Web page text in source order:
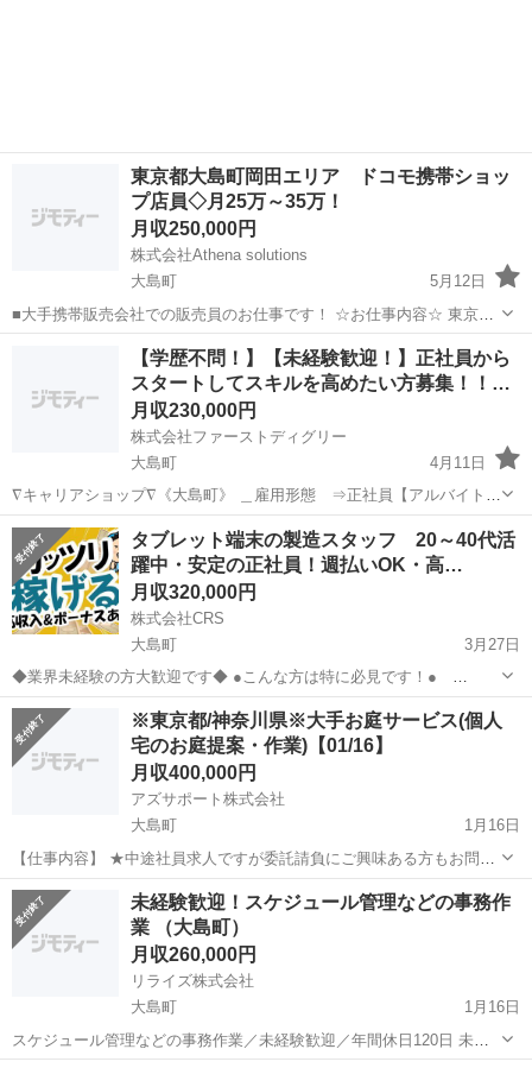
東京都大島町岡田エリア ドコモ携帯ショッ
プ店員◇月25万～35万！
月収250,000円
株式会社Athena solutions
大島町
5月12日
■大手携帯販売会社での販売員のお仕事です！ ☆お仕事内容☆ 東京都
大島町岡田を中心にドコモ携帯ショップでお客様への販売や携帯の操
作説明など行っていただきます。 こんな方を大大大募集しています！
【新しいことに...
人材コーディネーター
【学歴不問！】【未経験歓迎！】正社員から
スタートしてスキルを高めたい方募集！！…
月収230,000円
株式会社ファーストディグリー
大島町
4月11日
∇キャリアショップ∇《大島町》 ＿雇用形態 ⇒正社員【アルバイトも
可】 ＿勤務地 ⇒東京都23区内及び近郊エリア （千
葉・埼玉・神奈川） 【ご希望の勤務地をお伺いいたし
ます】 ...
東京 大島町 その他
タブレット端末の製造スタッフ 20～40代活
躍中・安定の正社員！週払いOK・高…
月収320,000円
株式会社CRS
大島町
3月27日
◆業界未経験の方大歓迎です◆ ●こんな方は特に必見です！●
⇓ ・そろそろ手に職をつけたい方！ ・安定したお給料が欲
しい方！ ・即日面接、即入社、即勤務したい方！ ◎雇用形態◎ ・正
社員...
東京 大島町 機械 未経験
※東京都/神奈川県※大手お庭サービス(個人
宅のお庭提案・作業)【01/16】
月収400,000円
アズサポート株式会社
大島町
1月16日
【仕事内容】 ★中途社員求人ですが委託請負にご興味ある方もお問い
合わせください！ ★未経験の方もお問い合わせください！ 庭の草むし
りをしてほしい 空地の草刈りをしてほしい 実家の除草作業をしてほし
い 庭に除草...
東京 その他
未経験歓迎！スケジュール管理などの事務作
業 （大島町）
月収260,000円
リライズ株式会社
大島町
1月16日
スケジュール管理などの事務作業／未経験歓迎／年間休日120日 未経
験歓迎！スケジュール管理などの事務作業 （大島町） 職種 [正]一般事